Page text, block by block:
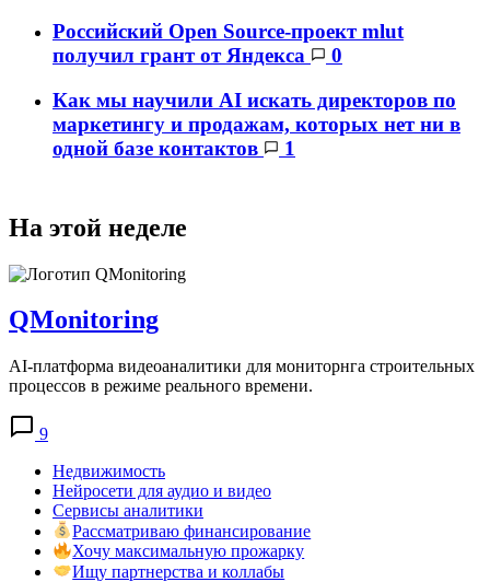
Российский Open Source-проект mlut
получил грант от Яндекса
0
Как мы научили AI искать директоров по
маркетингу и продажам, которых нет ни в
одной базе контактов
1
На этой неделе
QMonitoring
AI-платформа видеоаналитики для мониторнга строительных
процессов в режиме реального времени.
9
Недвижимость
Нейросети для аудио и видео
Сервисы аналитики
Рассматриваю финансирование
Хочу максимальную прожарку
Ищу партнерства и коллабы